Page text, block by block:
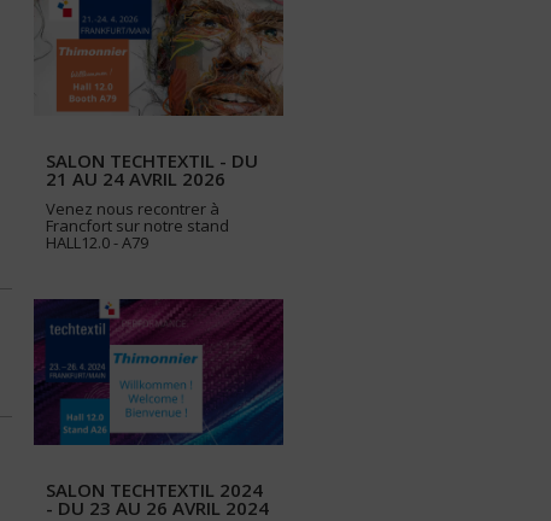
SALON TECHTEXTIL - DU
21 AU 24 AVRIL 2026
Venez nous recontrer à
Francfort sur notre stand
HALL12.0 - A79
SALON TECHTEXTIL 2024
- DU 23 AU 26 AVRIL 2024